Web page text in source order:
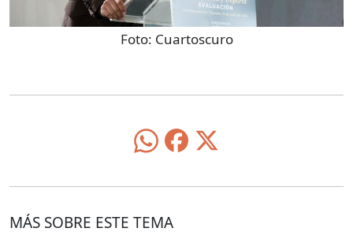
Foto: Cuartoscuro
MÁS SOBRE ESTE TEMA